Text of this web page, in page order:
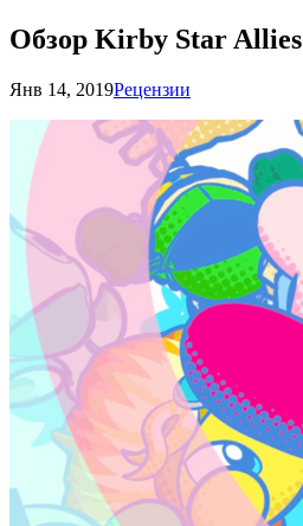
Обзор Kirby Star Allies
Янв 14, 2019Рецензии